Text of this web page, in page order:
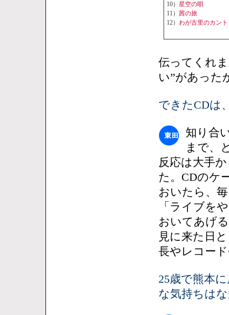
10） 星空の唄
11） 茜の旅
12） わが古里のカン
伝ってくれ
い”があった
できたCDは
知り合
まで、
反応は大手
た。CDのケ
おいたら、
「ライブを
おいてあげ
見に来た日
長やレコー
25歳で熊本
な気持ちは